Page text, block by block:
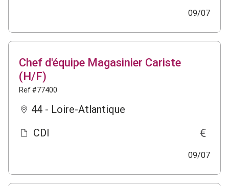
09/07
Chef d'équipe Magasinier Cariste
(H/F)
Ref #77400
44 - Loire-Atlantique
CDI
09/07